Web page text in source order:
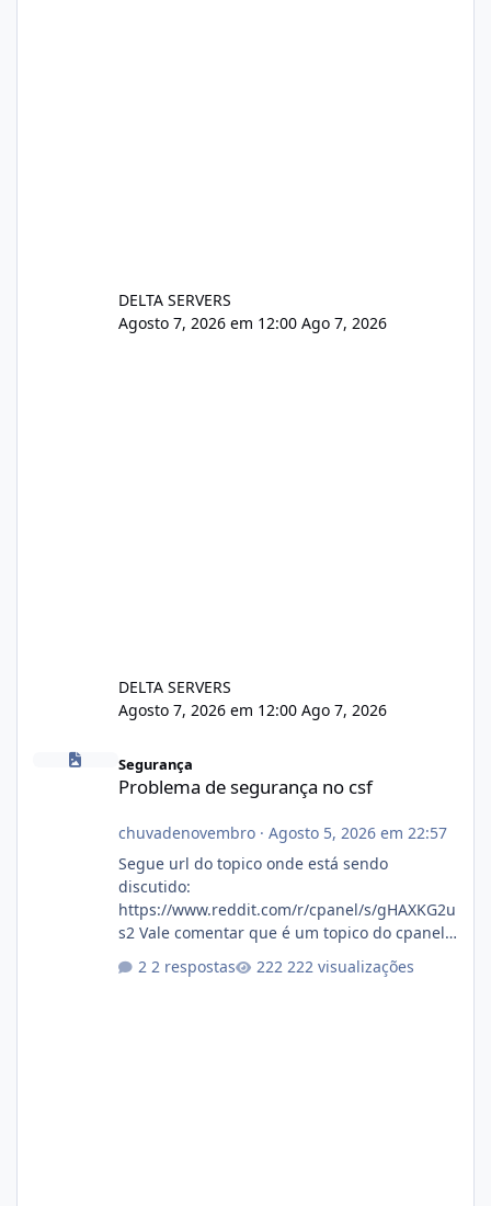
DELTA SERVERS
Agosto 7, 2026 em 12:00 Ago 7, 2026
DELTA SERVERS
Agosto 7, 2026 em 12:00 Ago 7, 2026
Problema de segurança no csf
Segurança
Problema de segurança no csf
chuvadenovembro· Agosto 5, 2026 em 22:57
Segue url do topico onde está sendo
discutido:
https://www.reddit.com/r/cpanel/s/gHAXKG2u
s2 Vale comentar que é um topico do cpanel...
Não sei como ta a pegada no da.
2 respostas 222 visualizações